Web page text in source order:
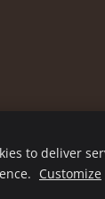
to deliver
Customize